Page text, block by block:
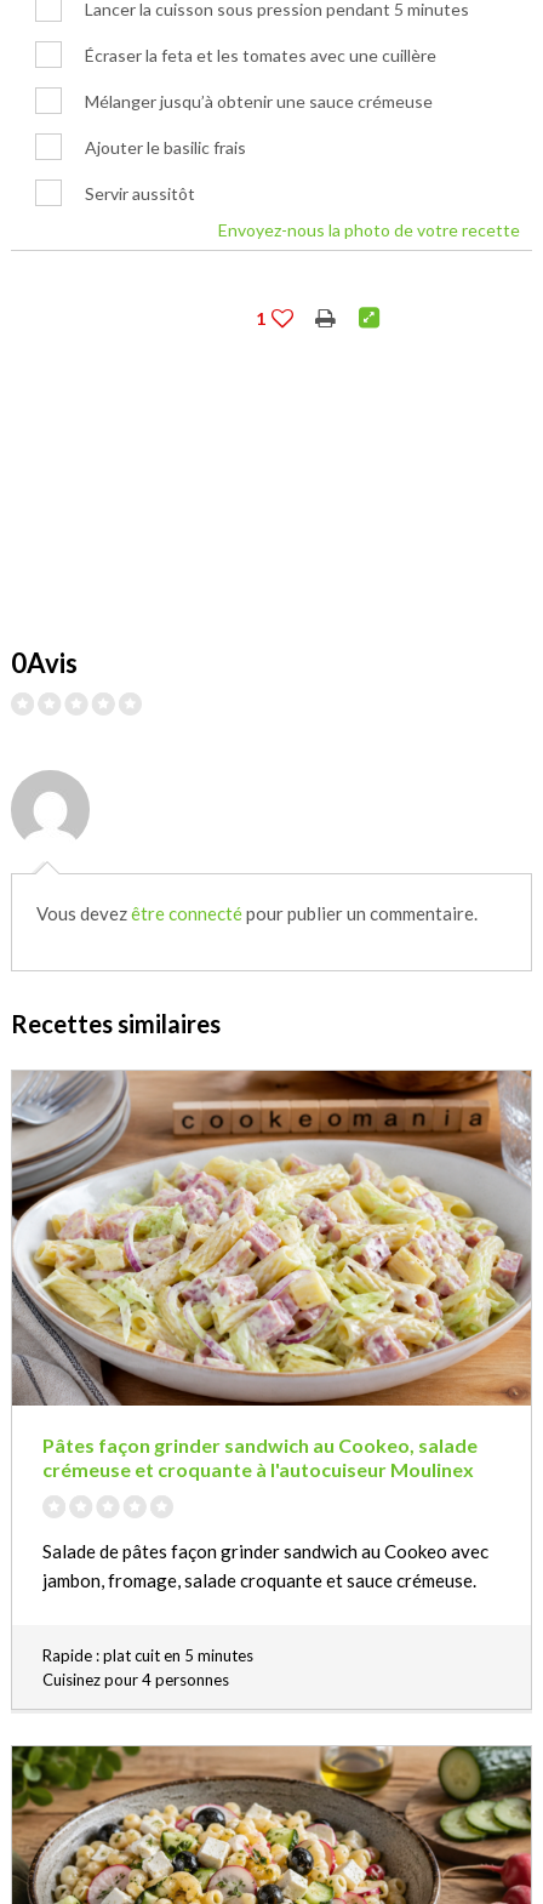
Lancer la cuisson sous pression pendant 5 minutes
Écraser la feta et les tomates avec une cuillère
Mélanger jusqu’à obtenir une sauce crémeuse
Ajouter le basilic frais
Servir aussitôt
Envoyez-nous la photo de votre recette
1
0Avis
Vous devezêtre connectépour publier un commentaire.
Recettes similaires
Pâtes façon grinder sandwich au Cookeo, salade
crémeuse et croquante à l'autocuiseur Moulinex
Salade de pâtes façon grinder sandwich au Cookeo avec
jambon, fromage, salade croquante et sauce crémeuse.
Rapide : plat cuit en 5 minutes
Cuisinez pour 4 personnes